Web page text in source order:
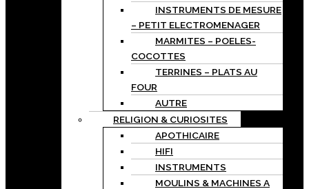
INSTRUMENTS DE MESURE
– PETIT ELECTROMENAGER
MARMITES – POELES-
COCOTTES
TERRINES – PLATS AU
FOUR
AUTRE
RELIGION & CURIOSITES
APOTHICAIRE
HIFI
INSTRUMENTS
MOULINS & MACHINES A